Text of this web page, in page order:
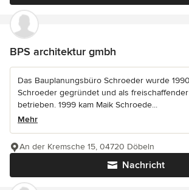
BPS architektur gmbh
Das Bauplanungsbüro Schroeder wurde
Schroeder gegründet und als
betrieben. 1999 kam Maik Schroede...
Mehr
Nachricht
An der Kremsche 15, 04720 Döbeln